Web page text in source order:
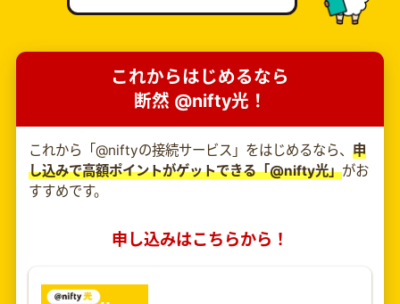
これからはじめるなら
断然 @nifty光！
これから「@niftyの接続サービス」をはじめるなら、 申
し込みで高額ポイントがゲットできる「@nifty光」がお
すすめです。
申し込みはこちらから！